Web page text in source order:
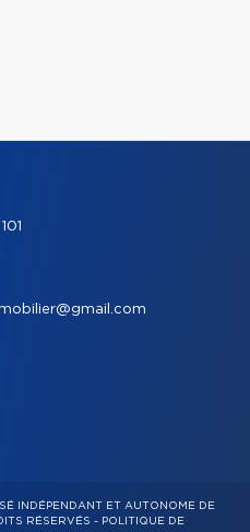
INDÉPENDANT ET AUTONOME DE
RÉSERVÉS - POLITIQUE DE